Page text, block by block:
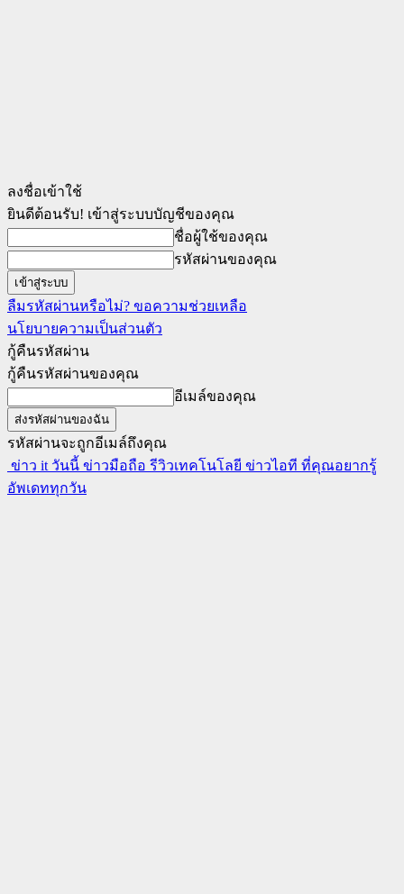
ลงชื่อเข้าใช้
ยินดีต้อนรับ! เข้าสู่ระบบบัญชีของคุณ
ชื่อผู้ใช้ของคุณ
รหัสผ่านของคุณ
ลืมรหัสผ่านหรือไม่? ขอความช่วยเหลือ
นโยบายความเป็นส่วนตัว
กู้คืนรหัสผ่าน
กู้คืนรหัสผ่านของคุณ
อีเมล์ของคุณ
รหัสผ่านจะถูกอีเมล์ถึงคุณ
ข่าว it วันนี้ ข่าวมือถือ รีวิวเทคโนโลยี ข่าวไอที ที่คุณอยากรู้
อัพเดททุกวัน